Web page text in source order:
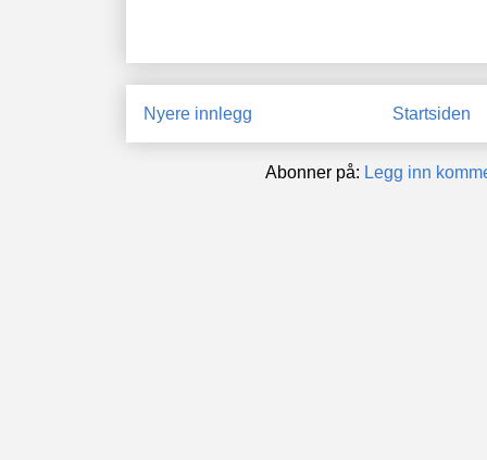
Nyere innlegg Startsiden
Abonner på: Legg inn